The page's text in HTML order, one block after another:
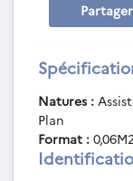
Natures :
Plan
Format :